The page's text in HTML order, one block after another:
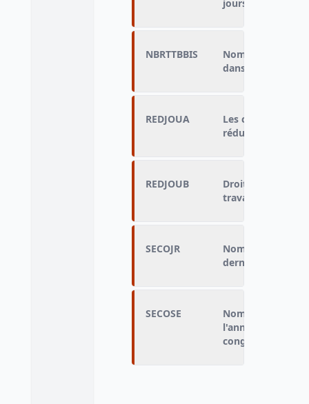
jours de congés
NBRTTBBIS
Nombre de jours
dans les congés
REDJOUA
Les congés
réduction du
REDJOUB
Droit à des jours
travail en plus
SECOJR
Nombre de jours
dernière par le
SECOSE
Nombre de
l'année dernière
congés